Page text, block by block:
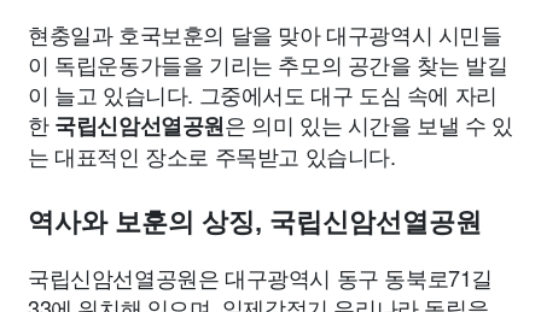
현충일과 호국보훈의 달을 맞아 대구광역시 시민들
이 독립운동가들을 기리는 추모의 공간을 찾는 발길
이 늘고 있습니다. 그중에서도 대구 도심 속에 자리
한국립신암선열공원은 의미 있는 시간을 보낼 수 있
는 대표적인 장소로 주목받고 있습니다.
역사와 보훈의 상징, 국립신암선열공원
국립신암선열공원은 대구광역시 동구 동북로71길